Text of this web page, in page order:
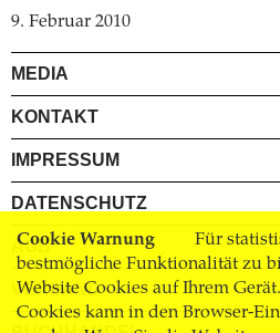
Cookie Warnung
Für
bestmögliche Funktionalität zu
Website Cookies auf Ihrem
Cookies kann in den Browser-
9. Februar 2010
MEDIA
KONTAKT
IMPRESSUM
DATENSCHUTZ
AGB
VERSAND